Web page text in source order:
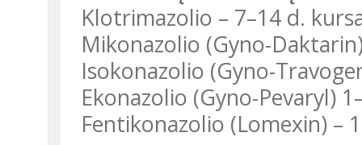
Klotrimazolio – 7–14 d.
Mikonazolio (Gyno-
Isokonazolio (Gyno-
Ekonazolio (Gyno-Pevaryl)
Fentikonazolio (Lomexin) –